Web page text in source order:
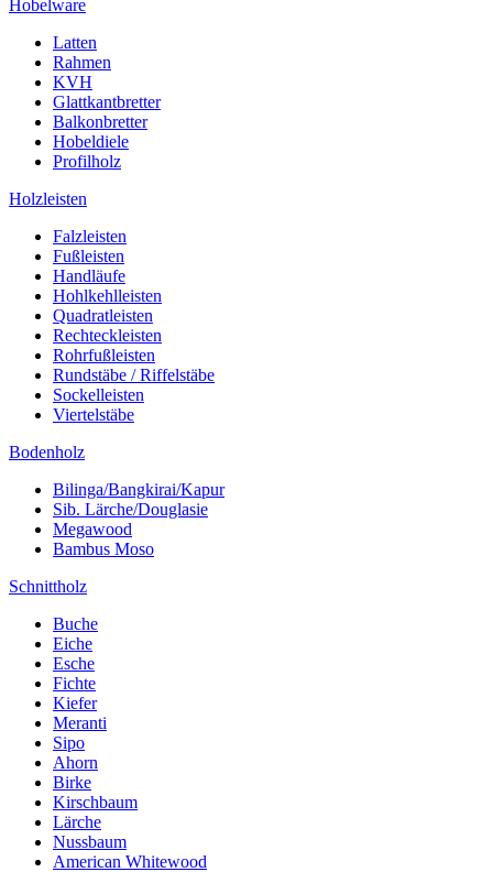
Hobelware
Latten
Rahmen
KVH
Glattkantbretter
Balkonbretter
Hobeldiele
Profilholz
Holzleisten
Falzleisten
Fußleisten
Handläufe
Hohlkehlleisten
Quadratleisten
Rechteckleisten
Rohrfußleisten
Rundstäbe / Riffelstäbe
Sockelleisten
Viertelstäbe
Bodenholz
Bilinga/Bangkirai/Kapur
Sib. Lärche/Douglasie
Megawood
Bambus Moso
Schnittholz
Buche
Eiche
Esche
Fichte
Kiefer
Meranti
Sipo
Ahorn
Birke
Kirschbaum
Lärche
Nussbaum
American Whitewood